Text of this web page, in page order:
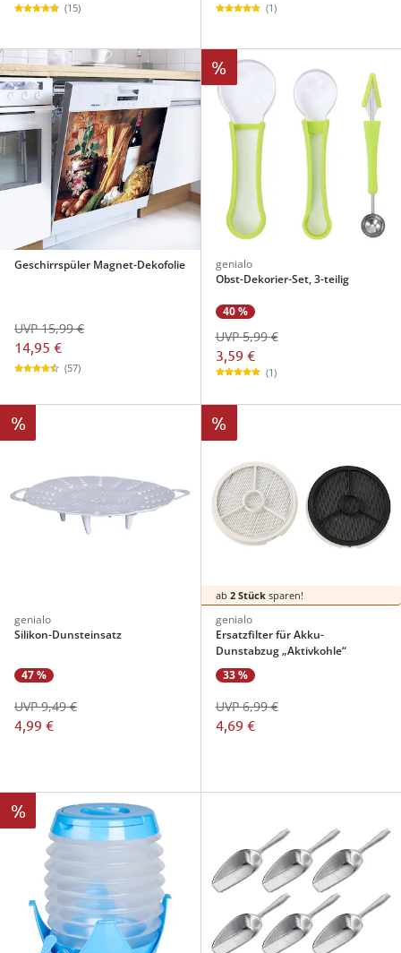
(15) (1)
Geschirrspüler Magnet-Dekofolie
14,95 €
UVP 15,99 €
(57)
%
genialo
Obst-Dekorier-Set, 3-teilig
40 %
3,59 €
UVP 5,99 €
(1)
%
genialo
Silikon-Dunsteinsatz
47 %
4,99 €
UVP 9,49 €
%
ab 2 Stücksparen!
genialo
Ersatzfilter für Akku-
Dunstabzug „Aktivkohle“
33 %
4,69 €
UVP 6,99 €
%